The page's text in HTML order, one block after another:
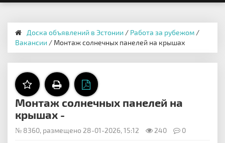
Доска объявлений в Эстонии / Работа за рубежом /
Вакансии / Монтаж солнечных панелей на крышах
Монтаж солнечных панелей на
крышах -
№ 8360, размещено 28-01-2026, 15:12 240 0